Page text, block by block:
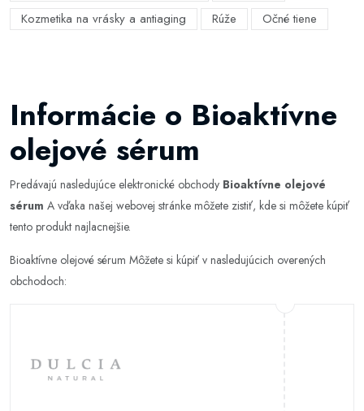
Kozmetika na vrásky a antiaging
Rúže Očné tiene
Informácie o Bioaktívne
olejové sérum
Predávajú nasledujúce elektronické obchody Bioaktívne olejové
sérum A vďaka našej webovej stránke môžete zistiť, kde si môžete kúpiť
tento produkt najlacnejšie.
Bioaktívne olejové sérum Môžete si kúpiť v nasledujúcich overených
obchodoch: